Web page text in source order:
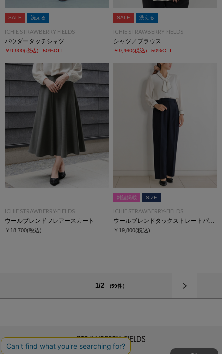
SALE 洗える
ICHIE STRAWBERRY-FIELDS
パウダータッチシャツ
￥9,900(税込) 50%OFF
SALE 洗える
ICHIE STRAWBERRY-FIELDS
シャツ／ブラウス
￥9,460(税込) 50%OFF
ICHIE STRAWBERRY-FIELDS
ウールブレンドフレアースカート
￥18,700(税込)
雑誌掲載 SIZE
ICHIE STRAWBERRY-FIELDS
￥19,800(税込)
1/2 （59件）